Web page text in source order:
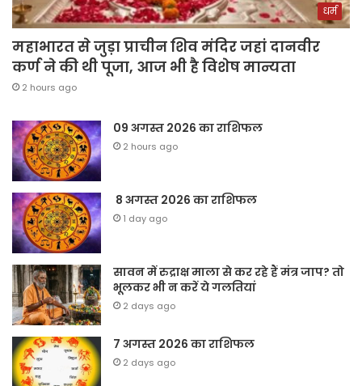
धर्म
महाभारत से जुड़ा प्राचीन शिव मंदिर जहां दानवीर
कर्ण ने की थी पूजा, आज भी है विशेष मान्यता
2 hours ago
09 अगस्त 2026 का राशिफल
2 hours ago
8 अगस्त 2026 का राशिफल
1 day ago
सावन में रुद्राक्ष माला से कर रहे हैं मंत्र जाप? तो
भूलकर भी न करें ये गलतियां
2 days ago
7 अगस्त 2026 का राशिफल
2 days ago